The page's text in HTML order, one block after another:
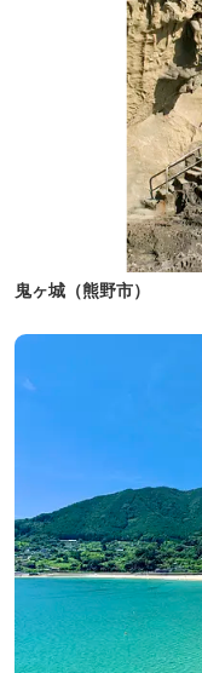
鬼ヶ城（熊野市）